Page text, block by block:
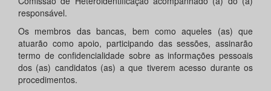
responsável.
Os membros das bancas, bem como aqueles (as) que
atuarão como apoio, participando das sessões, assinarão
termo de confidencialidade sobre as informações pessoais
dos (as) candidatos (as) a que tiverem acesso durante os
procedimentos.